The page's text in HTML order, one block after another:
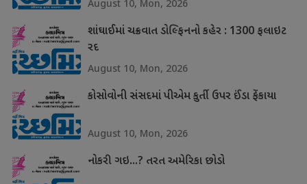
August 10, Mon, 2026
શાંઘાઈમાં ચક્રવાત ડોલ્ફિનનો કહેર : 1300 ફલાઇટ
રદ
August 10, Mon, 2026
કોસોવોની સંસદમાં પીએમ કુર્તી ઉપર ઈંડા ફેંકાયા
August 10, Mon, 2026
નોકરી ગઇ...? તરત અમેરિકા છોડો